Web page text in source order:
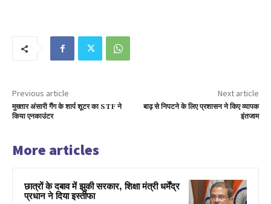
Previous article
मुख्तार अंसारी गैंग के शार्प शूटर का STF ने
किया एनकाउंटर
Next article
बाढ़ से निपटने के लिए प्रशासन ने किए व्यापक
इंतजाम
More articles
छात्रों के दबाव में झुकी सरकार, शिक्षा मंत्री धर्मेंद्र
प्रधान ने दिया इस्तीफा